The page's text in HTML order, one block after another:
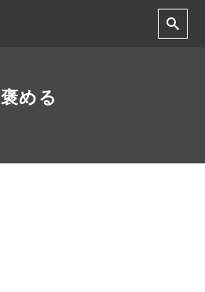
褒める